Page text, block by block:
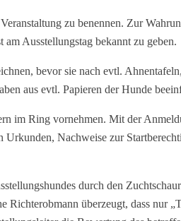
zu benennen. Zur
Ausstellungstag bekannt zu geben.
bevor sie nach evtl.
aus evtl. Papieren der Hunde
im Ring vornehmen. Mit der
Nachweise zur
durch den
Richterobmann überzeugt, dass nur